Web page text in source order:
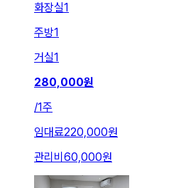
화장실1
주방1
거실1
280,000원
/1주
임대료220,000원
관리비 60,000원